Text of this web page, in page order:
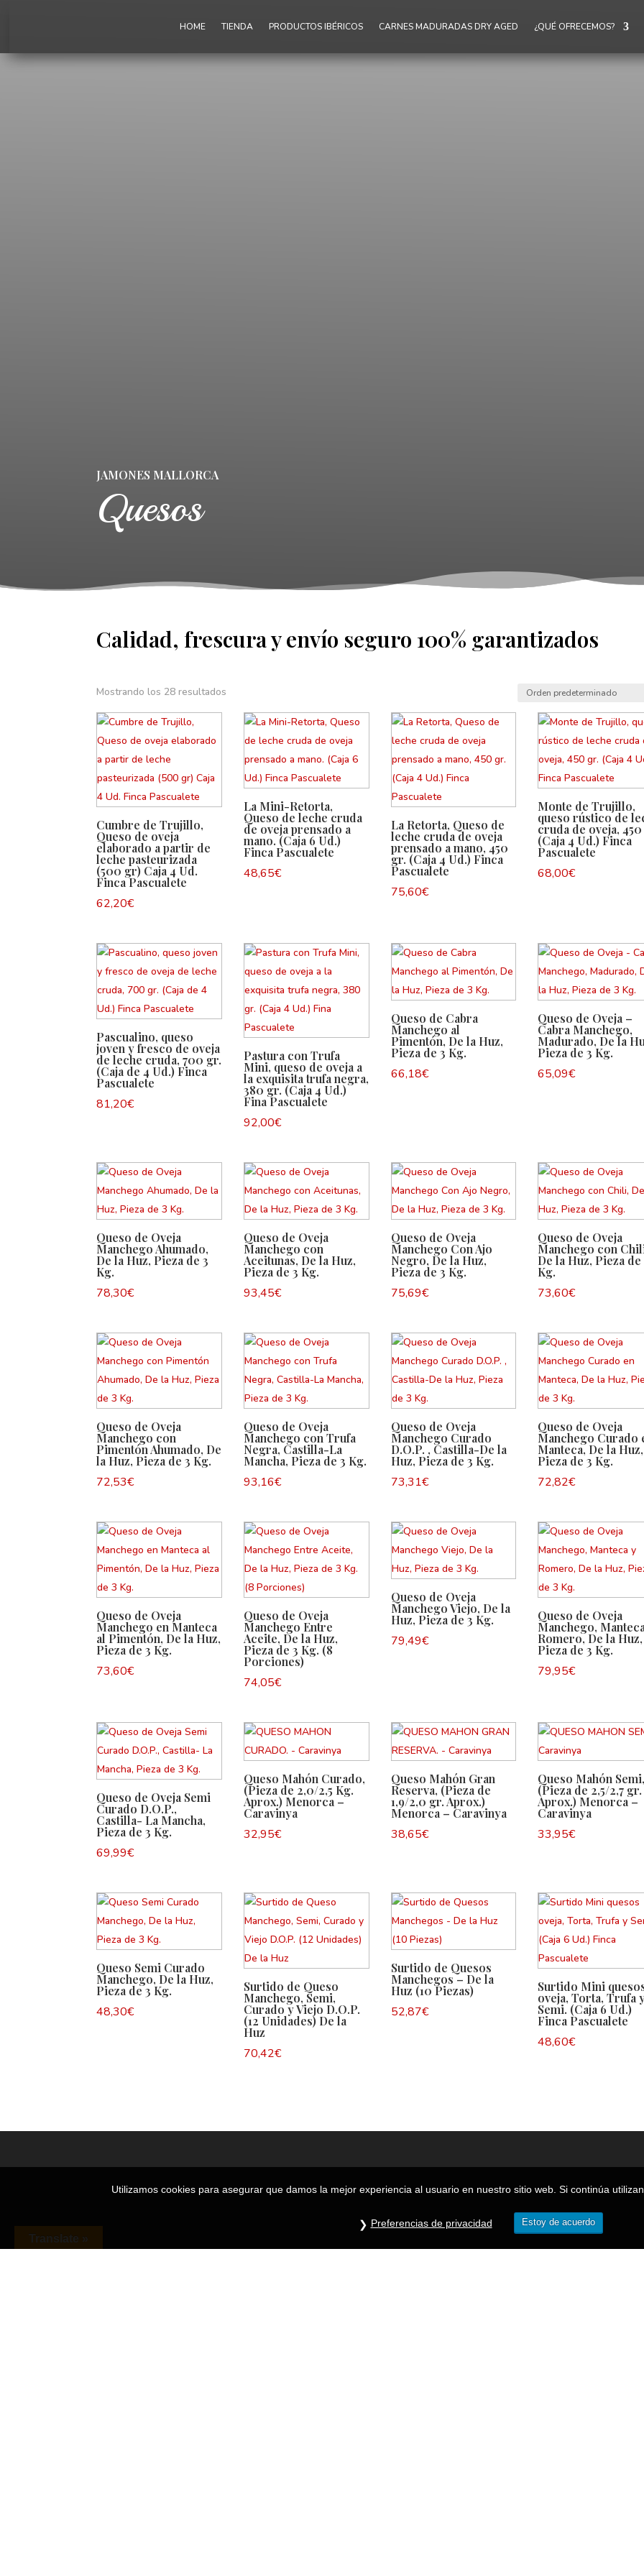
HOME TIENDA PRODUCTOS IBÉRICOS CARNES MADURADAS DRY AGED ¿QUÉ OFRECEMOS?
JAMONES MALLORCA
Quesos
Calidad, frescura y envío seguro 100% garantizados
Mostrando los 28 resultados
Cumbre de Trujillo,
Queso de oveja
elaborado a partir de
leche pasteurizada
(500 gr) Caja 4 Ud.
Finca Pascualete
62,20€
La Mini-Retorta,
Queso de leche cruda
de oveja prensado a
mano. (Caja 6 Ud.)
Finca Pascualete
48,65€
La Retorta, Queso de
leche cruda de oveja
prensado a mano, 450
gr. (Caja 4 Ud.) Finca
Pascualete
75,60€
Monte de Trujillo,
queso rústico de
cruda de oveja,
(Caja 4 Ud.) Finca
Pascualete
68,00€
Pascualino, queso
joven y fresco de oveja
de leche cruda, 700 gr.
(Caja de 4 Ud.) Finca
Pascualete
81,20€
Pastura con Trufa
Mini, queso de oveja a
la exquisita trufa negra,
380 gr. (Caja 4 Ud.)
Fina Pascualete
92,00€
Queso de Cabra
Manchego al
Pimentón, De la Huz,
Pieza de 3 Kg.
66,18€
Queso de Oveja –
Cabra Manchego,
Madurado, De la
Pieza de 3 Kg.
65,09€
Queso de Oveja
Manchego Ahumado,
De la Huz, Pieza de 3
Kg.
78,30€
Queso de Oveja
Manchego con
Aceitunas, De la Huz,
Pieza de 3 Kg.
93,45€
Queso de Oveja
Manchego Con Ajo
Negro, De la Huz,
Pieza de 3 Kg.
75,69€
Queso de Oveja
Manchego con
De la Huz, Pieza de
Kg.
73,60€
Queso de Oveja
Manchego con
Pimentón Ahumado, De
la Huz, Pieza de 3 Kg.
72,53€
Queso de Oveja
Manchego con Trufa
Negra, Castilla-La
Mancha, Pieza de 3 Kg.
93,16€
Queso de Oveja
Manchego Curado
D.O.P. , Castilla-De la
Huz, Pieza de 3 Kg.
73,31€
Queso de Oveja
Manchego Curado
Manteca, De la Huz,
Pieza de 3 Kg.
72,82€
Queso de Oveja
Manchego en Manteca
al Pimentón, De la Huz,
Pieza de 3 Kg.
73,60€
Queso de Oveja
Manchego Entre
Aceite, De la Huz,
Pieza de 3 Kg. (8
Porciones)
74,05€
Queso de Oveja
Manchego Viejo, De la
Huz, Pieza de 3 Kg.
79,49€
Queso de Oveja
Manchego,
Romero, De la Huz,
Pieza de 3 Kg.
79,95€
Queso de Oveja Semi
Curado D.O.P.,
Castilla- La Mancha,
Pieza de 3 Kg.
69,99€
Queso Mahón Curado,
(Pieza de 2,0/2,5 Kg.
Aprox.) Menorca –
Caravinya
32,95€
Queso Mahón Gran
Reserva, (Pieza de
1,9/2,0 gr. Aprox.)
Menorca – Caravinya
38,65€
Queso Mahón
(Pieza de 2,5/2,7 gr.
Aprox.) Menorca –
Caravinya
33,95€
Queso Semi Curado
Manchego, De la Huz,
Pieza de 3 Kg.
48,30€
Surtido de Queso
Manchego, Semi,
Curado y Viejo D.O.P.
(12 Unidades) De la
Huz
70,42€
Surtido de Quesos
Manchegos – De la
Huz (10 Piezas)
52,87€
Surtido Mini
oveja, Torta, Trufa
Semi. (Caja 6 Ud.)
Finca Pascualete
48,60€
Utilizamos cookies para asegurar que damos la mejor experiencia al usuario en nuestro sitio web. Si continúa
Preferencias de privacidad Estoy de acuerdo
Translate »